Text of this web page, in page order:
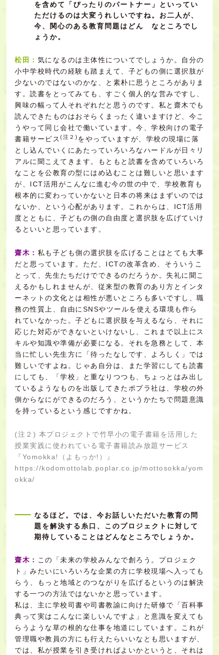
を含めて「ぴったりのパートナー」といってい
ただけるのは大変うれしいですね。お二人が、
今、関心のある教育問題はどん なところでし
ょうか。
松田： 気になるのは主体性についてでしょうか。自分の
小中学校時代の経験も踏まえて、子どもの側に選択肢が
少ないのではないのかな、と素朴に思うところがありま
す。読書をとってみても、すごく個人的な営みですし、
興味の幅って人それぞれだと思うのです。私と齋木でも
読んできたものはおそらくまったく違いますけど、今こ
うやって同じ会社で働いています。今、学校向けの電子
書籍サービス (注２) をやっていますが、学校の現場に落
とし込んでいくにあたっていろいろなハードルが日々リ
アルに聞こえてきます。もともと読書を含めていろいろ
なことを公教育の型にはめ込むことは難しいと思います
が、ICT活用がこんなに進む今の世の中で、学校教育も
根本的に変わっていかないと日本の将来はまずいのでは
ないか、という心配があります。これからは、ICT活用
度とともに、子どもの側の自由度と選択肢を広げていけ
るといいと思っています。
齋木： 私も子ども側の選択肢を広げることはとても大事
だと思っています。ただ、ICTの改革含め、そういうこ
とって、先生たちだけでできるのだろうか。失礼に聞こ
えるかもしれませんが、従来型の教育のあり方とインタ
ーネットの文化とは相性が悪いところも多いですし、職
務の性質上、自由にSNSやツールを使える環境も作ら
れていなかった。子どもに選択肢を与えるなら、それに
応じた対応ができないといけないし、これまで以上にス
キルや知識や準備が必要になる。それを急務として、本
当に忙しい先生方に「待ったなしです、よろしく」では
難しいですよね。じゃあ自分は、また学習にしても読書
にしても、「学校」と重なりつつも、ちょっとはみ出し
ているようなものを出版してきたポプラ社は、学校の外
側からなにができるのだろう、というかたちで問題意識
を持っているという感じですかね。
(注２) 本プロジェクトで竹早小の電子書籍を活用した
授業実践に使われている電子書籍読み放題サービス
『Yomokka!（よもっか!）』
https://kodomottolab.poplar.co.jp/mottosokka/yom
okka/
なるほど。では、今お話しいただいた教育の問
題を解決する糸口、このプロジェクトに対して
期待していることはどんなところでしょうか。
齋木： この「未来の学校みんなで創ろう。プロジェク
ト」みたいにいろいろな企業の方に学校現場へ入っても
らう、もっと地域とのつながりを広げるというのは解決
する一つの方法ではないかと思っています。
私は、主に学校司書や司書教諭に向けた研修で「百科事
典って実はこんなに楽しいんですよ」と意識を変えても
らうような草の根的な仕事を地道にしています。これが
管理職や教員の方にも行えたらいいなとも思いますが、
では、私が授業を引き受ければよいかというと、それは